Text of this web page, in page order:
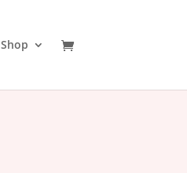
Shop